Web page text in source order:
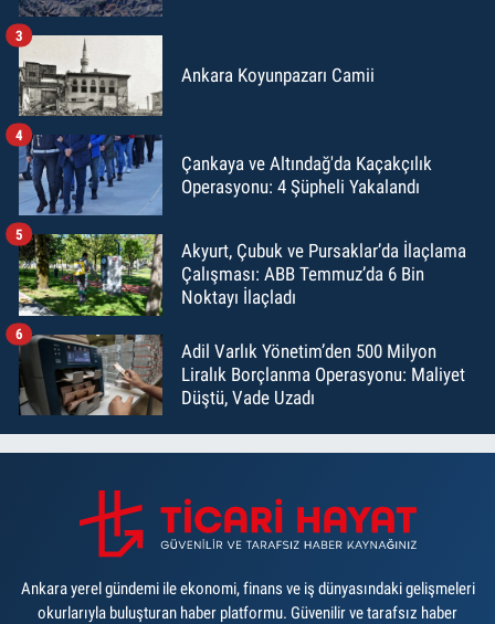
Ankara Koyunpazarı Camii
3
Çankaya ve Altındağ'da Kaçakçılık
Operasyonu: 4 Şüpheli Yakalandı
4
Akyurt, Çubuk ve Pursaklar’da İlaçlama
Çalışması: ABB Temmuz’da 6 Bin
Noktayı İlaçladı
5
Adil Varlık Yönetim’den 500 Milyon
Liralık Borçlanma Operasyonu: Maliyet
Düştü, Vade Uzadı
6
Ankara yerel gündemi ile ekonomi, finans ve iş dünyasındaki gelişmeleri
okurlarıyla buluşturan haber platformu. Güvenilir ve tarafsız haber